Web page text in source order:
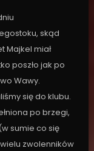
skąd
Majkel miał
poszło jak po
Wawy.
się do klubu.
po brzegi,
sumie co się
zwolenników